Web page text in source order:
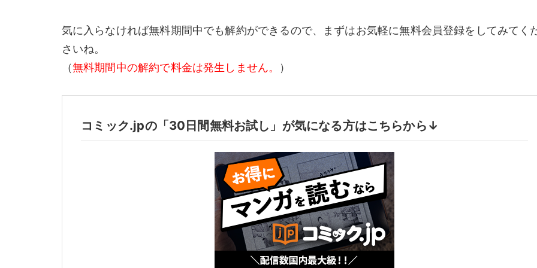
気に入らなければ無料期間中でも解約ができるので、まずはお気軽に無料会員登録をしてみてく
さいね。
（無料期間中の解約で料金は発生しません。 ）
コミック.jpの「30日間無料お試し」が気になる方はこちらから↓